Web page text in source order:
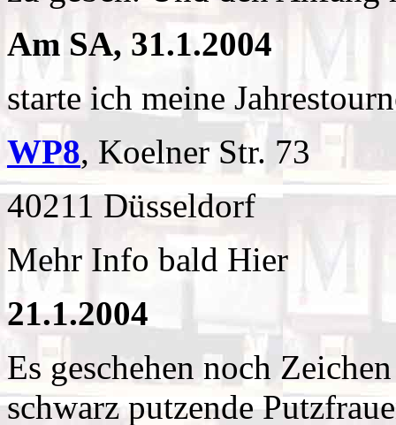
Am SA, 31.1.2004
starte ich meine
WP8, Koelner Str. 73
40211 Düsseldorf
Mehr Info bald Hier
21.1.2004
Es geschehen noch
schwarz putzende